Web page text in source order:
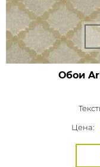
Обои
Цена: